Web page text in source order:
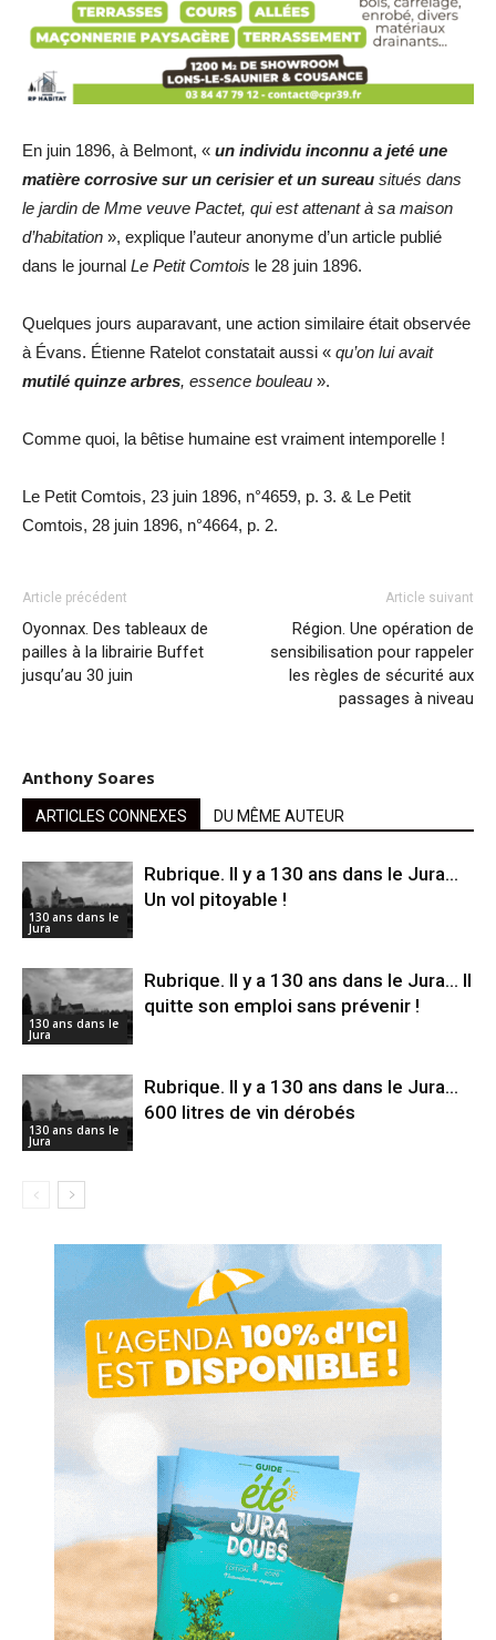
En juin 1896, à Belmont, « un individu inconnu a jeté une
matière corrosive sur un cerisier et un sureau situés dans
le jardin de Mme veuve Pactet, qui est attenant à sa maison
d’habitation », explique l’auteur anonyme d’un article publié
dans le journal Le Petit Comtois le 28 juin 1896.
Quelques jours auparavant, une action similaire était observée
à Évans. Étienne Ratelot constatait aussi « qu’on lui avait
mutilé quinze arbres, essence bouleau ».
Comme quoi, la bêtise humaine est vraiment intemporelle !
Le Petit Comtois, 23 juin 1896, n°4659, p. 3. & Le Petit
Comtois, 28 juin 1896, n°4664, p. 2.
Article précédent
Oyonnax. Des tableaux de
pailles à la librairie Buffet
jusqu’au 30 juin
Article suivant
Région. Une opération de
sensibilisation pour rappeler
les règles de sécurité aux
passages à niveau
Anthony Soares
ARTICLES CONNEXES DU MÊME AUTEUR
130 ans dans le
Jura
Rubrique. ll y a 130 ans dans le Jura…
Un vol pitoyable !
130 ans dans le
Jura
Rubrique. Il y a 130 ans dans le Jura… Il
quitte son emploi sans prévenir !
130 ans dans le
Jura
Rubrique. Il y a 130 ans dans le Jura…
600 litres de vin dérobés